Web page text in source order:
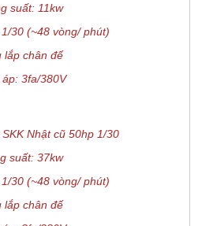
suất: 11kw
30 (~48 vòng/ phút)
lắp chân đế
3fa/380V
Nhật cũ 50hp 1/30
suất: 37kw
30 (~48 vòng/ phút)
lắp chân đế